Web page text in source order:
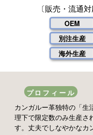
〔販売・流通対
OEM
別注生産
海外生産
プロフィール
カンガルー革独特の「生
理下で限定数のみ生産さ
す。丈夫でしなやかなカ